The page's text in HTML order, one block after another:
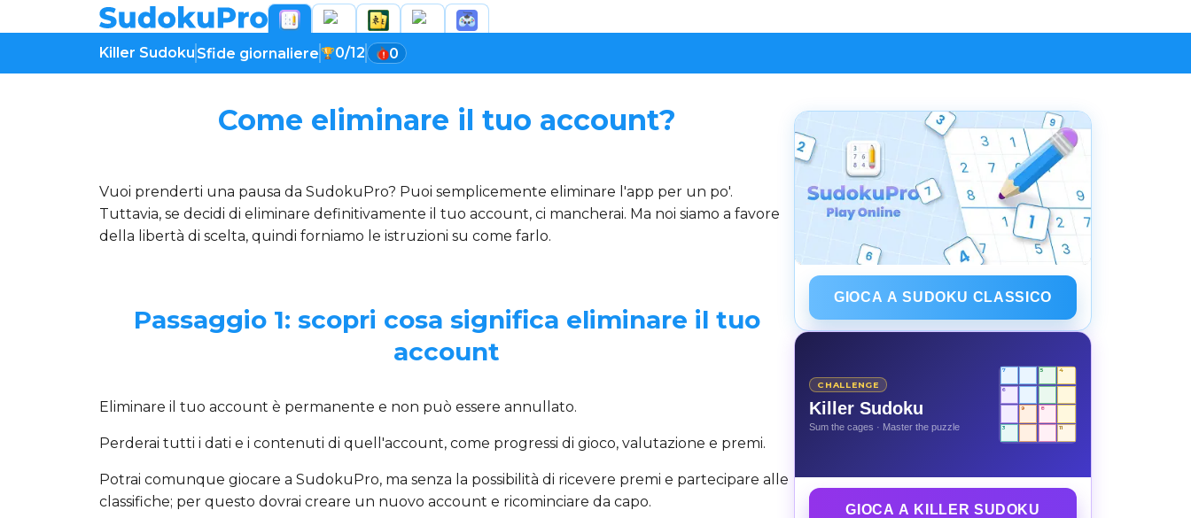
Killer Sudoku Sfide giornaliere 0/12 0
Come eliminare il tuo account?
Vuoi prenderti una pausa da SudokuPro? Puoi semplicemente eliminare l'app per un po'.
Tuttavia, se decidi di eliminare definitivamente il tuo account, ci mancherai. Ma noi siamo a favore
della libertà di scelta, quindi forniamo le istruzioni su come farlo.
Passaggio 1: scopri cosa significa eliminare il tuo
account
Eliminare il tuo account è permanente e non può essere annullato.
Perderai tutti i dati e i contenuti di quell'account, come progressi di gioco, valutazione e premi.
Potrai comunque giocare a SudokuPro, ma senza la possibilità di ricevere premi e partecipare alle
classifiche; per questo dovrai creare un nuovo account e ricominciare da capo.
GIOCA A SUDOKU CLASSICO
CHALLENGE
Killer Sudoku
Sum the cages · Master the puzzle
7 5 4
6
9 8
3 11
GIOCA A KILLER SUDOKU